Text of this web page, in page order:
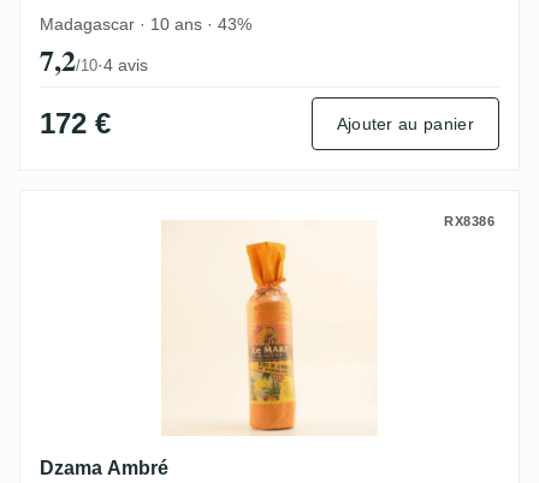
Madagascar · 10 ans · 43%
7,2/10·4 avis
172 € Ajouter au panier
Dzama Ambré RX8386
Dzama Ambré